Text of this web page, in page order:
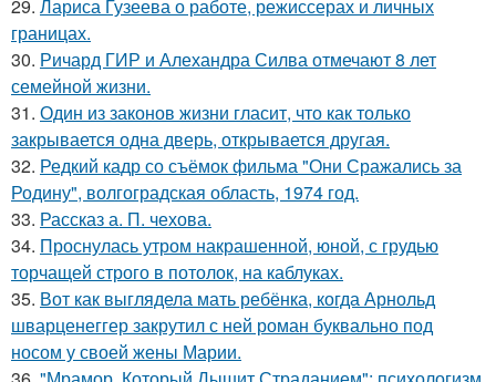
29. Лариса Гузеева о работе, режиссерах и личных
границах.
30. Ричард ГИР и Алехандра Силва отмечают 8 лет
семейной жизни.
31. Один из законов жизни гласит, что как только
закрывается одна дверь, открывается другая.
32. Редкий кадр со съёмок фильма "Они Сражались за
Родину", волгоградская область, 1974 год.
33. Рассказ а. П. чехова.
34. Проснулась утром накрашенной, юной, с грудью
торчащей строго в потолок, на каблуках.
35. Вот как выглядела мать ребёнка, когда Арнольд
шварценеггер закрутил с ней роман буквально под
носом у своей жены Марии.